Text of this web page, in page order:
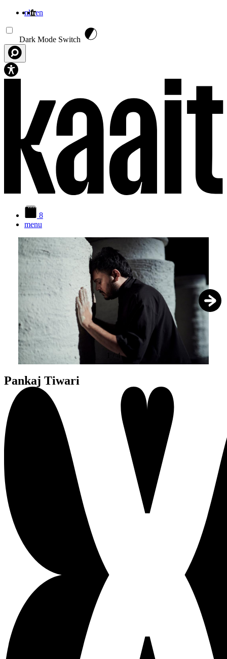
nlfren
Dark Mode Switch
8
menu
/4
Pankaj Tiwari